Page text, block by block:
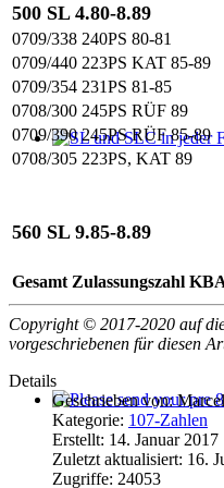
SL und SLC in jeder
Please send your pre 82
500 SL 4.80-8.89
0709/338 240PS 80-81
0709/440 223PS KAT 85-89
0709/354 231PS 81-85
0708/300 245PS RÜF 89
0709/390 245PS RÜF 85-89
0708/305 223PS, KAT 89
560 SL 9.85-8.89
Gesamt Zulassungszahl
Copyright © 2017-2020 auf
vorgeschriebenen für diesen
Details
Geschrieben von:Marcel
Kategorie: 107-Zahlen
Erstellt: 14. Januar 2017
Zuletzt aktualisiert: 16.
Zugriffe: 24053